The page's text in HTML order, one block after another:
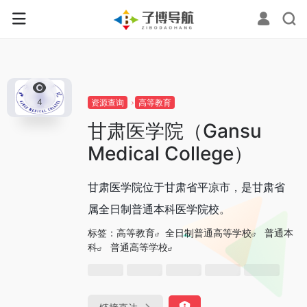
4 资源查询 高等教育
甘肃医学院（Gansu
Medical College）
甘肃医学院位于甘肃省平凉市，是甘肃省
属全日制普通本科医学院校。
标签： 高等教育 全日制普通高等学校
普通本
科
普通高等学校